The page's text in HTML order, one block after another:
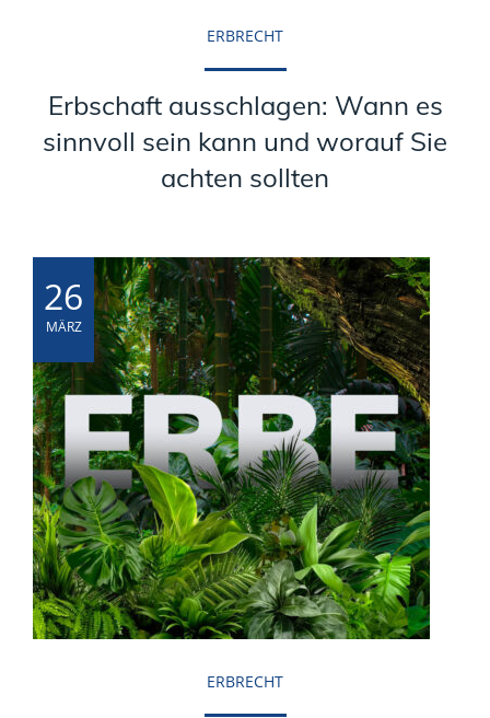
ERBRECHT
Erbschaft ausschlagen: Wann es
sinnvoll sein kann und worauf Sie
achten sollten
26
MÄRZ
ERBRECHT